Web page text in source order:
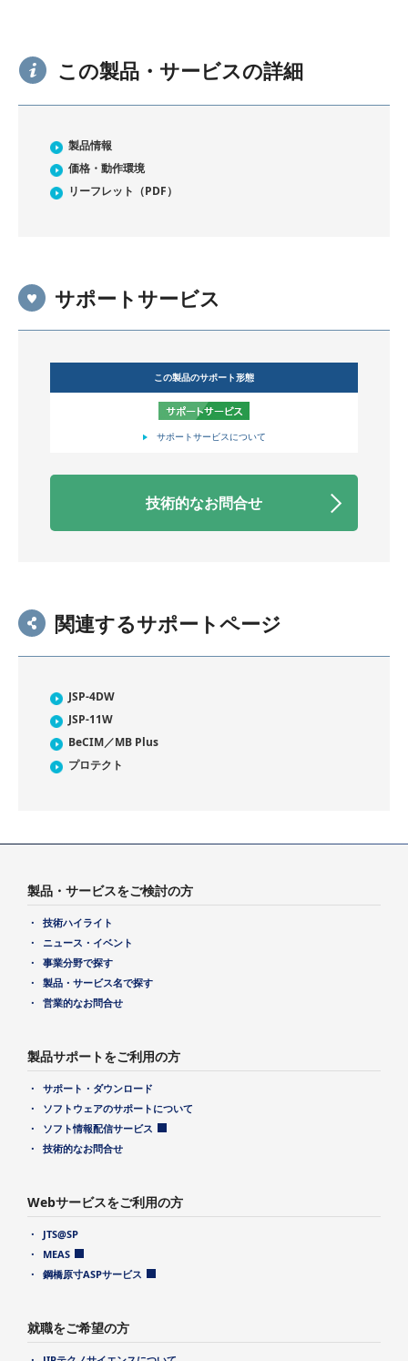
この製品・サービスの詳細
製品情報
価格・動作環境
リーフレット（PDF）
サポートサービス
この製品のサポート形態
サポートサービスについて
技術的なお問合せ
関連するサポートページ
JSP-4DW
JSP-11W
BeCIM／MB Plus
プロテクト
製品・サービスをご検討の方
技術ハイライト
ニュース・イベント
事業分野で探す
製品・サービス名で探す
営業的なお問合せ
製品サポートをご利用の方
サポート・ダウンロード
ソフトウェアのサポートについて
ソフト情報配信サービス
技術的なお問合せ
Webサービスをご利用の方
JTS@SP
MEAS
鋼橋原寸ASPサービス
就職をご希望の方